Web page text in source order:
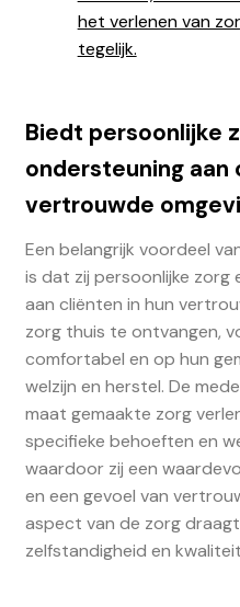
het verlenen van
tegelijk.
Biedt persoonlijke
ondersteuning aan
vertrouwde
Een belangrijk voordeel
is dat zij persoonlijke zorg
aan cliënten in hun
zorg thuis te ontvangen,
comfortabel en op hun
welzijn en herstel. De
maat gemaakte zorg
specifieke behoeften en
waardoor zij een
en een gevoel van
aspect van de zorg
zelfstandigheid en